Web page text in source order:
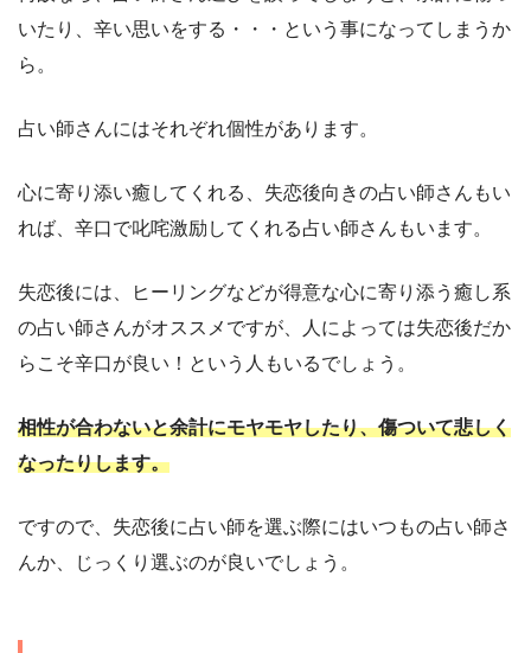
いたり、辛い思いをする・・・という事になってしまうか
ら。
占い師さんにはそれぞれ個性があります。
心に寄り添い癒してくれる、失恋後向きの占い師さんもい
れば、辛口で叱咤激励してくれる占い師さんもいます。
失恋後には、ヒーリングなどが得意な心に寄り添う癒し系
の占い師さんがオススメですが、人によっては失恋後だか
らこそ辛口が良い！という人もいるでしょう。
相性が合わないと余計にモヤモヤしたり、傷ついて悲しく
なったりします。
ですので、失恋後に占い師を選ぶ際にはいつもの占い師さ
んか、じっくり選ぶのが良いでしょう。